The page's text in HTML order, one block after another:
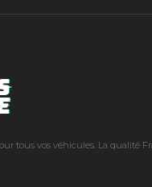
tous vos véhicules. La qualité